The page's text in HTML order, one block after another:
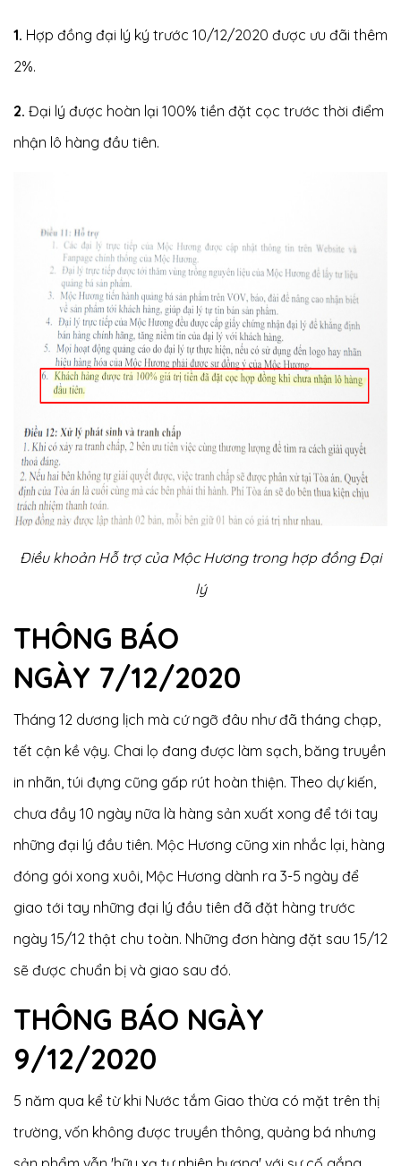
1. Hợp đồng đại lý ký trước 10/12/2020 được ưu đãi thêm
2%.
2. Đại lý được hoàn lại 100% tiền đặt cọc trước thời điểm
nhận lô hàng đầu tiên.
Điều khoản Hỗ trợ của Mộc Hương trong hợp đồng Đại
lý
THÔNG BÁO
NGÀY 7/12/2020
Tháng 12 dương lịch mà cứ ngỡ đâu như đã tháng chạp,
tết cận kề vậy. Chai lọ đang được làm sạch, băng truyền
in nhãn, túi đựng cũng gấp rút hoàn thiện. Theo dự kiến,
chưa đầy 10 ngày nữa là hàng sản xuất xong để tới tay
những đại lý đầu tiên. Mộc Hương cũng xin nhắc lại, hàng
đóng gói xong xuôi, Mộc Hương dành ra 3-5 ngày để
giao tới tay những đại lý đầu tiên đã đặt hàng trước
ngày 15/12 thật chu toàn. Những đơn hàng đặt sau 15/12
sẽ được chuẩn bị và giao sau đó.
THÔNG BÁO NGÀY
9/12/2020
5 năm qua kể từ khi Nước tắm Giao thừa có mặt trên thị
trường, vốn không được truyền thông, quảng bá nhưng